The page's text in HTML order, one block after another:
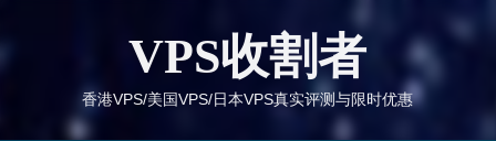
VPS收割者
香港VPS/美国VPS/日本VPS真实评测与限时优惠